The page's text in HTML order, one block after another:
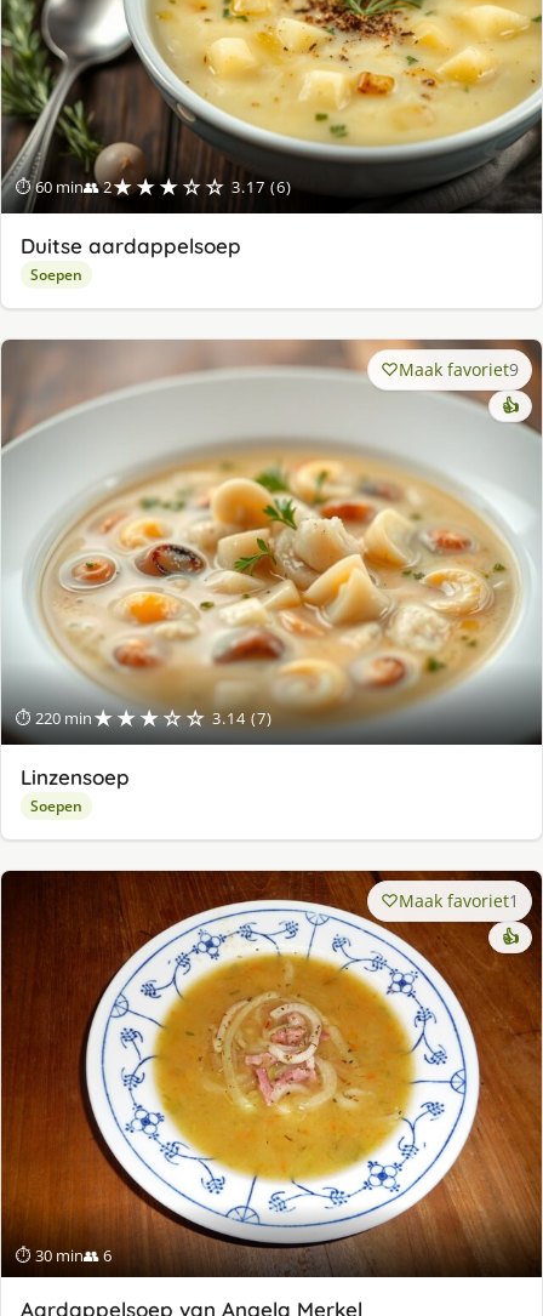
⏱ 60 min👥 2★★★☆☆ 3.17 (6)
Duitse aardappelsoep
Soepen
⏱ 220 min★★★☆☆ 3.14 (7)
Maak favoriet9
👍
Linzensoep
Soepen
⏱ 30 min👥 6
Maak favoriet1
👍
Aardappelsoep van Angela Merkel